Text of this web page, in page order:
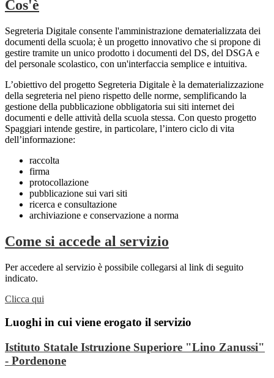
Cos'è
Segreteria Digitale consente l'amministrazione dematerializzata dei
documenti della scuola; è un progetto innovativo che si propone di
gestire tramite un unico prodotto i documenti del DS, del DSGA e
del personale scolastico, con un'interfaccia semplice e intuitiva.
L’obiettivo del progetto Segreteria Digitale è la dematerializzazione
della segreteria nel pieno rispetto delle norme, semplificando la
gestione della pubblicazione obbligatoria sui siti internet dei
documenti e delle attività della scuola stessa. Con questo progetto
Spaggiari intende gestire, in particolare, l’intero ciclo di vita
dell’informazione:
raccolta
firma
protocollazione
pubblicazione sui vari siti
ricerca e consultazione
archiviazione e conservazione a norma
Come si accede al servizio
Per accedere al servizio è possibile collegarsi al link di seguito
indicato.
Clicca qui
Luoghi in cui viene erogato il servizio
Istituto Statale Istruzione Superiore "Lino Zanussi"
- Pordenone